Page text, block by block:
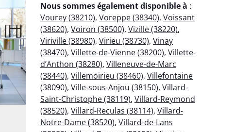
Nous sommes également disponible à :
Vourey (38210), Voreppe (38340), Voissant
(38620), Voiron (38500), Vizille (38220),
Viriville (38980), Virieu (38730), Vinay
(38470), Villette-de-Vienne (38200), Villette-
d’Anthon (38280), Villeneuve-de-Marc
(38440), Villemoirieu (38460), Villefontaine
(38090), Ville-sous-Anjou (38150), Villard-
Saint-Christophe (38119), Villard-Reymond
(38520), Villard-Reculas (38114), Villard-
Notre-Dame (38520), Villard-de-Lans